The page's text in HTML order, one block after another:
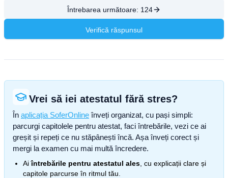
Întrebarea următoare: 124
Verifică răspunsul
Vrei să iei atestatul fără stres?
În aplicația SoferOnline înveți organizat, cu pași simpli:
parcurgi capitolele pentru atestat, faci întrebările, vezi ce ai
greșit și repeți ce nu stăpânești încă. Așa înveți corect și
mergi la examen cu mai multă încredere.
Aiîntrebările pentru atestatul ales , cu explicații clare și
capitole parcurse în ritmul tău.